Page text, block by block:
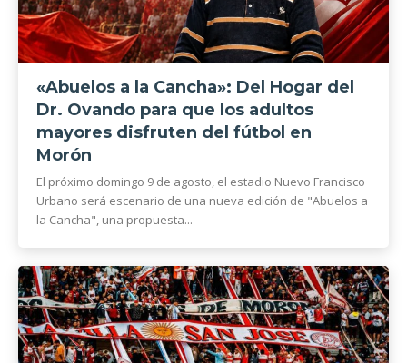
«Abuelos a la Cancha»: Del Hogar del
Dr. Ovando para que los adultos
mayores disfruten del fútbol en
Morón
El próximo domingo 9 de agosto, el estadio Nuevo Francisco
Urbano será escenario de una nueva edición de "Abuelos a
la Cancha", una propuesta...